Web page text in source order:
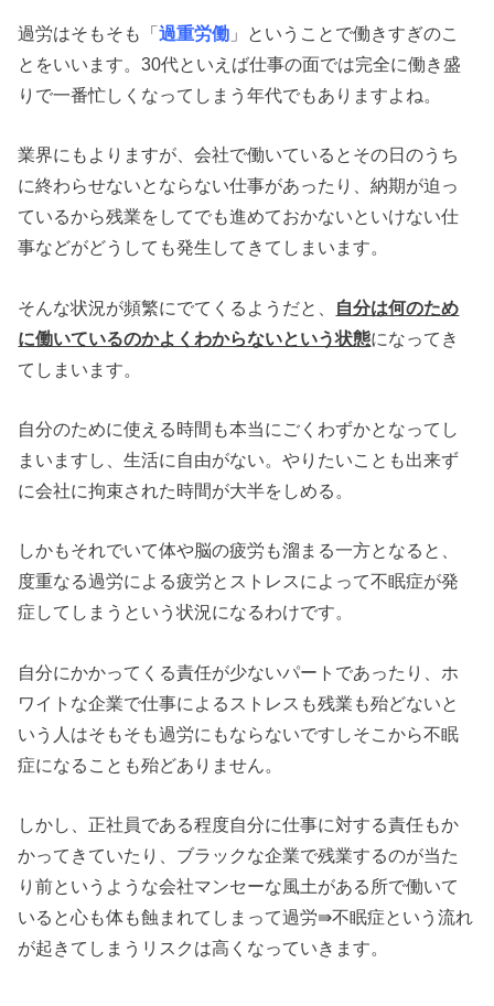
過労はそもそも「過重労働 」ということで働きすぎのこ
とをいいます。30代といえば仕事の面では完全に働き盛
りで一番忙しくなってしまう年代でもありますよね。
業界にもよりますが、会社で働いているとその日のうち
に終わらせないとならない仕事があったり、納期が迫っ
ているから残業をしてでも進めておかないといけない仕
事などがどうしても発生してきてしまいます。
そんな状況が頻繁にでてくるようだと、 自分は何のため
に働いているのかよくわからないという状態になってき
てしまいます。
自分のために使える時間も本当にごくわずかとなってし
まいますし、生活に自由がない。やりたいことも出来ず
に会社に拘束された時間が大半をしめる。
しかもそれでいて体や脳の疲労も溜まる一方となると、
度重なる過労による疲労とストレスによって不眠症が発
症してしまうという状況になるわけです。
自分にかかってくる責任が少ないパートであったり、ホ
ワイトな企業で仕事によるストレスも残業も殆どないと
いう人はそもそも過労にもならないですしそこから不眠
症になることも殆どありません。
しかし、正社員である程度自分に仕事に対する責任もか
かってきていたり、ブラックな企業で残業するのが当た
り前というような会社マンセーな風土がある所で働いて
いると心も体も蝕まれてしまって過労⇛不眠症という流れ
が起きてしまうリスクは高くなっていきます。